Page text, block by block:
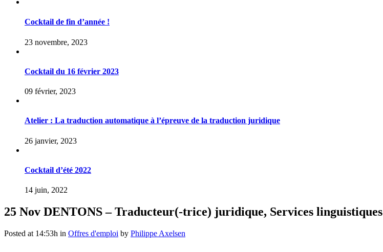
Cocktail de fin d’année !
23 novembre, 2023
Cocktail du 16 février 2023
09 février, 2023
Atelier : La traduction automatique à l’épreuve de la traduction juridique
26 janvier, 2023
Cocktail d’été 2022
14 juin, 2022
25 Nov DENTONS – Traducteur(-trice) juridique, Services linguistiques
Posted at 14:53h in Offres d'emploi by Philippe Axelsen